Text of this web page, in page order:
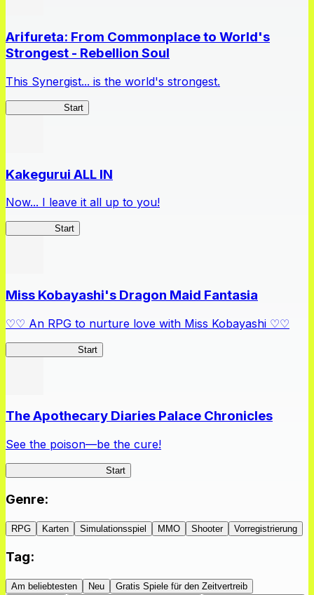
Arifureta: From Commonplace to World's
Strongest - Rebellion Soul
This Synergist... is the world's strongest.
Start
Kakegurui ALL IN
Now... I leave it all up to you!
Start
Miss Kobayashi's Dragon Maid Fantasia
♡♡ An RPG to nurture love with Miss Kobayashi ♡♡
Start
The Apothecary Diaries Palace Chronicles
See the poison—be the cure!
Start
Genre:
RPG Karten Simulationsspiel MMO Shooter Vorregistrierung
Tag:
Am beliebtesten Neu
Gratis Spiele für den Zeitvertreib